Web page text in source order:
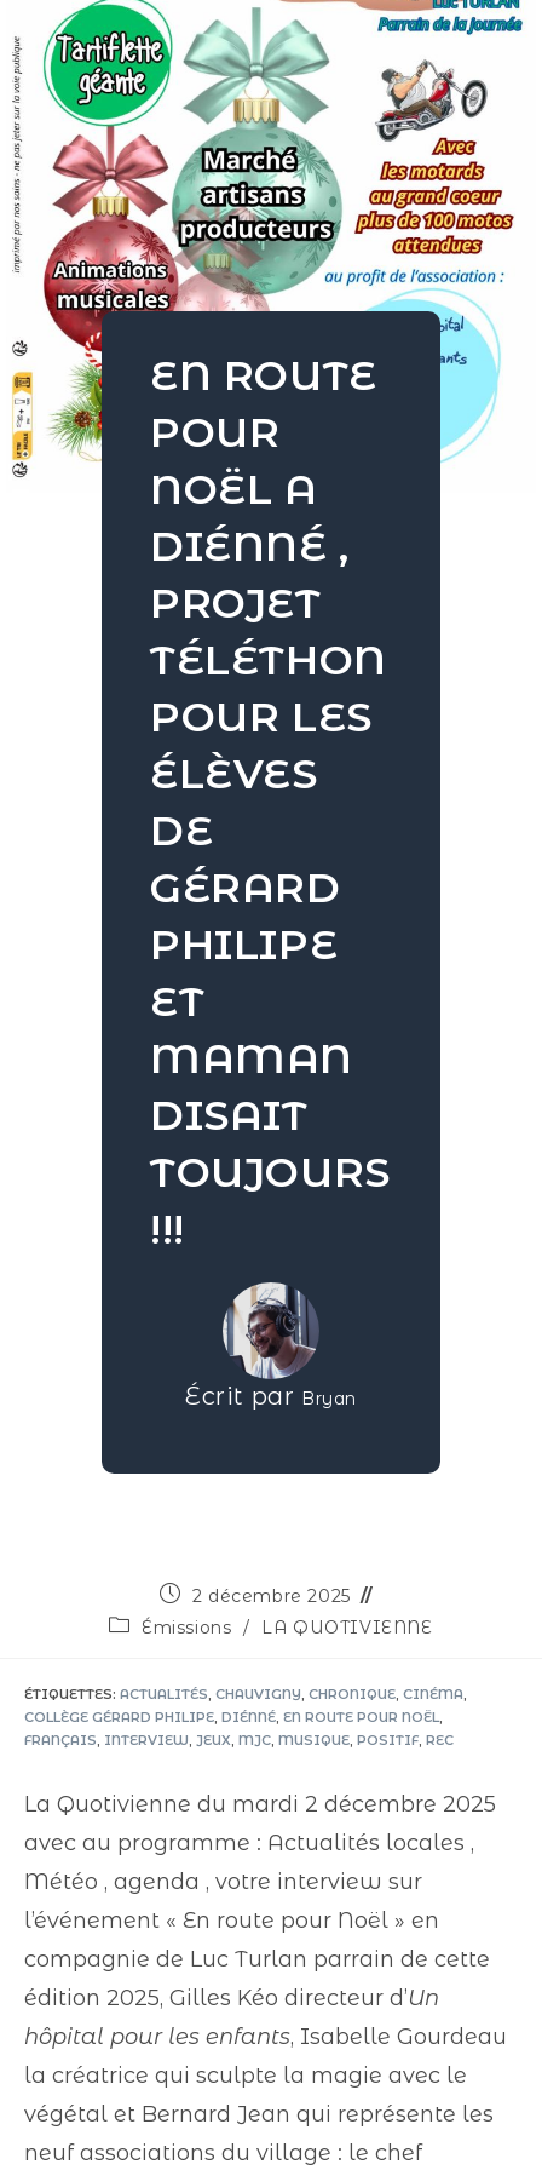
EN ROUTE
POUR
NOËL A
DIÉNNÉ ,
PROJET
TÉLÉTHON
POUR LES
ÉLÈVES
DE
GÉRARD
PHILIPE
ET
MAMAN
DISAIT
TOUJOURS
!!!
Écrit par Bryan
2 décembre 2025
Émissions / LA QUOTIVIENNE
ÉTIQUETTES: ACTUALITÉS CHAUVIGNY CHRONIQUE CINÉMA
COLLÈGE GÉRARD PHILIPE DIÉNNÉ EN ROUTE POUR NOËL
FRANÇAIS INTERVIEW JEUX MJC MUSIQUE POSITIF REC
La Quotivienne du mardi 2 décembre 2025
avec au programme : Actualités locales ,
Météo , agenda , votre interview sur
l’événement « En route pour Noël » en
compagnie de Luc Turlan parrain de cette
édition 2025, Gilles Kéo directeur d’Un
hôpital pour les enfants, Isabelle Gourdeau
la créatrice qui sculpte la magie avec le
végétal et Bernard Jean qui représente les
neuf associations du village : le chef